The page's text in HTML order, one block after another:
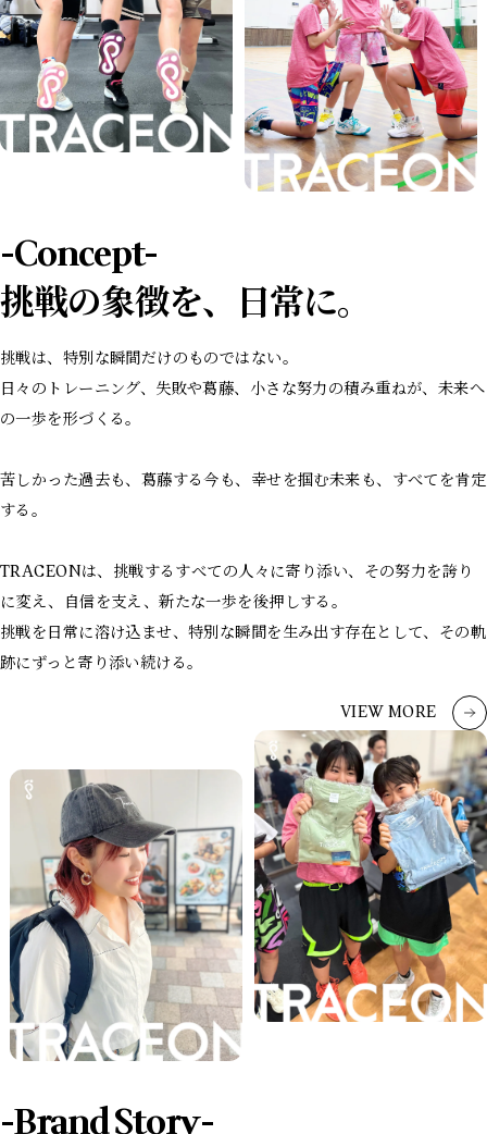
-Concept-
挑戦の象徴を、日常に。
挑戦は、特別な瞬間だけのものではない。
日々のトレーニング、失敗や葛藤、小さな努力の積み重ねが、未来へ
の一歩を形づくる。
苦しかった過去も、葛藤する今も、幸せを掴む未来も、すべてを肯定
する。
TRACEONは、挑戦するすべての人々に寄り添い、その努力を誇り
に変え、自信を支え、新たな一歩を後押しする。
挑戦を日常に溶け込ませ、特別な瞬間を生み出す存在として、その軌
跡にずっと寄り添い続ける。
VIEW MORE